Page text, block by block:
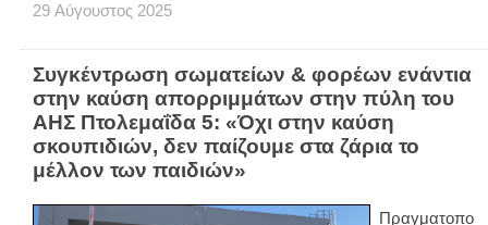
29 Αύγουστος 2025
Συγκέντρωση σωματείων & φορέων ενάντια
στην καύση απορριμμάτων στην πύλη του
ΑΗΣ Πτολεμαΐδα 5: «Όχι στην καύση
σκουπιδιών, δεν παίζουμε στα ζάρια το
μέλλον των παιδιών»
Πραγματοπο